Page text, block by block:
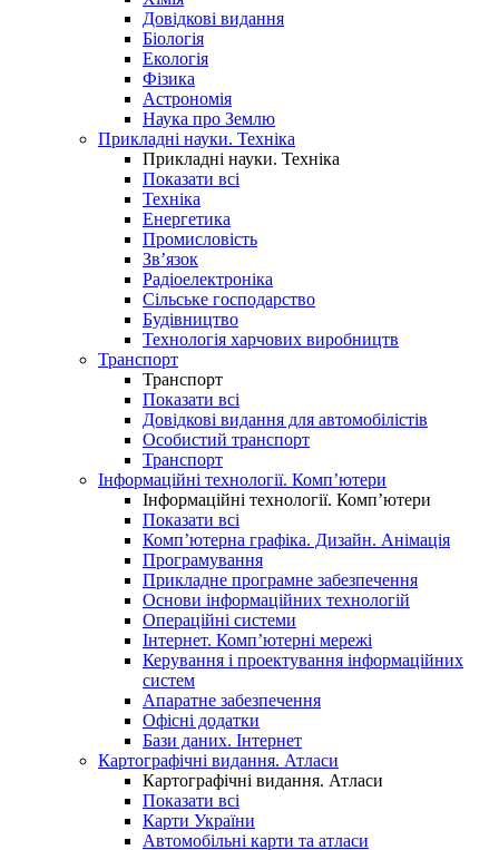
Довідкові видання
Біологія
Екологія
Фізика
Астрономія
Наука про Землю
Прикладні науки. Техніка
Прикладні науки. Техніка
Показати всі
Техніка
Енергетика
Промисловість
Зв’язок
Радіоелектроніка
Сільське господарство
Будівництво
Технологія харчових виробництв
Транспорт
Транспорт
Показати всі
Довідкові видання для автомобілістів
Особистий транспорт
Транспорт
Інформаційні технології. Комп’ютери
Інформаційні технології. Комп’ютери
Показати всі
Комп’ютерна графіка. Дизайн. Анімація
Програмування
Прикладне програмне забезпечення
Основи інформаційних технологій
Операційні системи
Інтернет. Комп’ютерні мережі
Керування і проектування інформаційних
систем
Апаратне забезпечення
Офісні додатки
Бази даних. Інтернет
Картографічні видання. Атласи
Картографічні видання. Атласи
Показати всі
Карти України
Автомобільні карти та атласи